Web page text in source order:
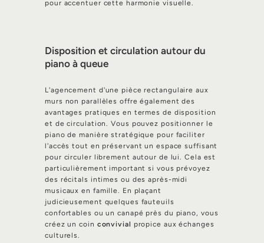
pour accentuer cette harmonie visuelle.
Disposition et circulation autour du
piano à queue
L'agencement d'une pièce rectangulaire aux
murs non parallèles offre également des
avantages pratiques en termes de disposition
et de circulation. Vous pouvez positionner le
piano de manière stratégique pour faciliter
l'accès tout en préservant un espace suffisant
pour circuler librement autour de lui. Cela est
particulièrement important si vous prévoyez
des récitals intimes ou des après-midi
musicaux en famille. En plaçant
judicieusement quelques fauteuils
confortables ou un canapé près du piano, vous
créez un coin convivial propice aux échanges
culturels.